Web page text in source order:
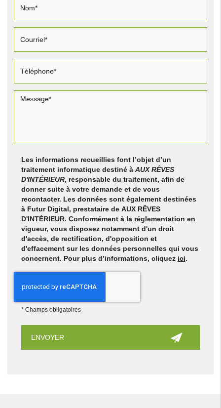
Les informations recueillies font l’objet d’un
traitement informatique destiné àAUX RÊVES
D'INTÉRIEUR, responsable du traitement, afin de
donner suite à votre demande et de vous
recontacter. Les données sont également destinées
à Futur Digital, prestataire de AUX RÊVES
D'INTÉRIEUR. Conformément à la réglementation en
vigueur, vous disposez notamment d'un droit
d'accès, de rectification, d'opposition et
d'effacement sur les données personnelles qui vous
concernent. Pour plus d’informations, cliquez ici.
* Champs obligatoires